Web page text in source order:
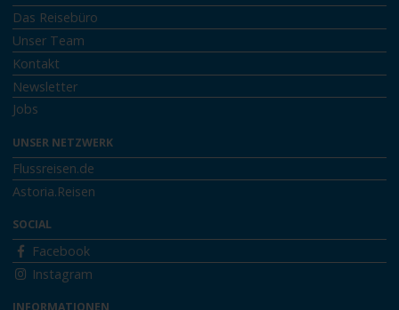
Das Reisebüro
Unser Team
Kontakt
Newsletter
Jobs
UNSER NETZWERK
Flussreisen.de
Astoria.Reisen
SOCIAL
Facebook
Instagram